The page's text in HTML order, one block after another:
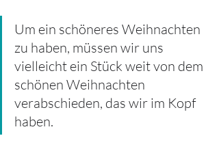
Um ein schöneres Weihnachten
zu haben, müssen wir uns
vielleicht ein Stück weit von dem
schönen Weihnachten
verabschieden, das wir im Kopf
haben.